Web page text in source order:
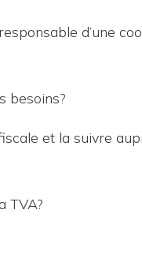
d’une
besoins?
et la suivre
TVA?